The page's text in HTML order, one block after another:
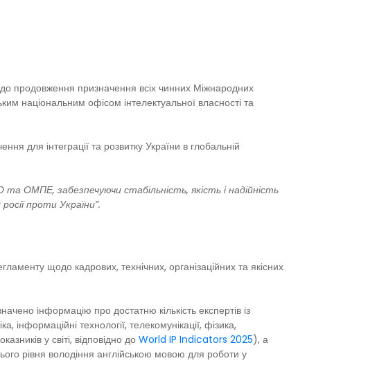
продовження призначення всіх чинних Міжнародних
національним офісом інтелектуальної власності та
для інтеграції та розвитку України в глобальній
ОМПЕ, забезпечуючи стабільність, якість і надійність
проти України”.
щодо кадрових, технічних, організаційних та якісних
інформацію про достатню кількість експертів із
технології, телекомунікації, фізика,
у світі, відповідно до World IP Indicators 2025), а
рівня володіння англійською мовою для роботи у